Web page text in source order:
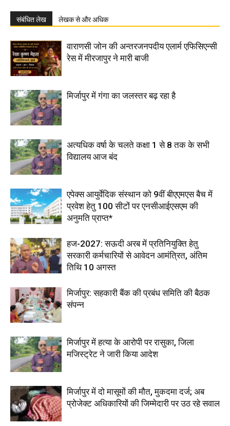
संबंधित लेख लेखक से और अधिक
वाराणसी जोन की अन्तरजनपदीय एलार्म एफिसिएन्सी
रेस में मीरजापुर ने मारी बाजी
मिर्जापुर में गंगा का जलस्तर बढ़ रहा है
अत्यधिक वर्षा के चलते कक्षा 1 से 8 तक के सभी
विद्यालय आज बंद
एपेक्स आयुर्वेदिक संस्थान को 9वीं बीएएमएस बैच में
प्रवेश हेतु 100 सीटों पर एनसीआईएसएम की
अनुमति प्राप्त*
हज-2027: सऊदी अरब में प्रतिनियुक्ति हेतु
सरकारी कर्मचारियों से आवेदन आमंत्रित, अंतिम
तिथि 10 अगस्त
मिर्जापुर: सहकारी बैंक की प्रबंध समिति की बैठक
संपन्न
मिर्जापुर में हत्या के आरोपी पर रासुका, जिला
मजिस्ट्रेट ने जारी किया आदेश
मिर्जापुर में दो मासूमों की मौत, मुकदमा दर्ज; अब
प्रोजेक्ट अधिकारियों की जिम्मेदारी पर उठ रहे सवाल